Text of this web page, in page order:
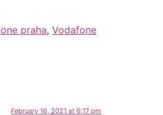
praha, Vodafone
February 16, 2021 at 6:17 pm